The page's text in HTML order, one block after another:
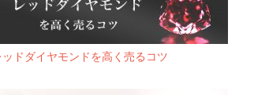
ッドダイヤモンドを高く売るコツ